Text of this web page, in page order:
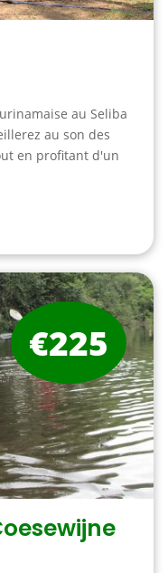
au Seliba
au son des
en profitant d'un
€225